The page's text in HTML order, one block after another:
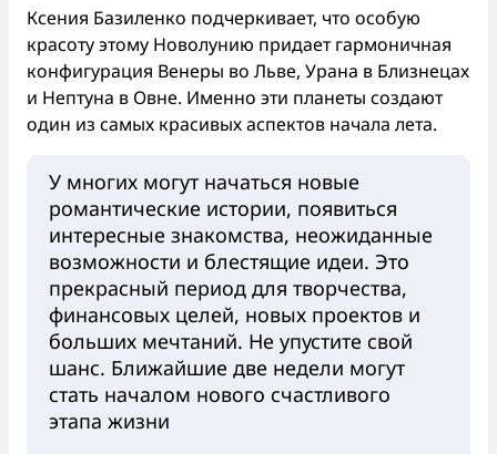
Ксения Базиленко подчеркивает, что особую
красоту этому Новолунию придает гармоничная
конфигурация Венеры во Льве, Урана в Близнецах
и Нептуна в Овне. Именно эти планеты создают
один из самых красивых аспектов начала лета.
У многих могут начаться новые
романтические истории, появиться
интересные знакомства, неожиданные
возможности и блестящие идеи. Это
прекрасный период для творчества,
финансовых целей, новых проектов и
больших мечтаний. Не упустите свой
шанс. Ближайшие две недели могут
стать началом нового счастливого
этапа жизни